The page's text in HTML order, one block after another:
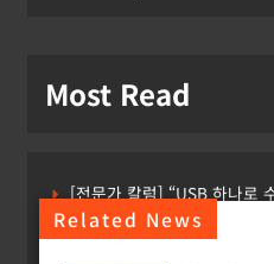
Related News
Most Read
[전문가 칼럼] “USB 하나로
[USA] CLARITY 법안의 AI 샌